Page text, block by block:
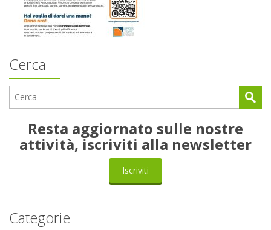
Cerca
Resta aggiornato sulle nostre
attività, iscriviti alla newsletter
Iscriviti
Categorie